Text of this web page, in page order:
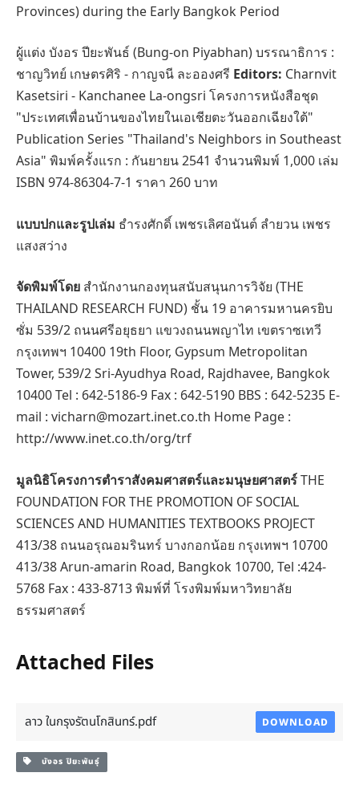
Provinces) during the Early Bangkok Period
ผู้แต่ง บังอร ปียะพันธ์ (Bung-on Piyabhan) บรรณาธิการ :
ชาญวิทย์ เกษตรศิริ - กาญจนี ละอองศรี Editors: Charnvit
Kasetsiri - Kanchanee La-ongsri โครงการหนังสือชุด
"ประเทศเพื่อนบ้านของไทยในเอเชียตะวันออกเฉียงใต้"
Publication Series "Thailand's Neighbors in Southeast
Asia" พิมพ์ครั้งแรก : กันยายน 2541 จำนวนพิมพ์ 1,000 เล่ม
ISBN 974-86304-7-1 ราคา 260 บาท
แบบปกและรูปเล่ม ธำรงศักดิ์ เพชรเลิศอนันต์ ลำยวน เพชร
แสงสว่าง
จัดพิมพ์โดย สำนักงานกองทุนสนับสนุนการวิจัย (THE
THAILAND RESEARCH FUND) ชั้น 19 อาคารมหานครยิบ
ซั่ม 539/2 ถนนศรีอยุธยา แขวงถนนพญาไท เขตราซเทวี
กรุงเทพฯ 10400 19th Floor, Gypsum Metropolitan
Tower, 539/2 Sri-Ayudhya Road, Rajdhavee, Bangkok
10400 Tel : 642-5186-9 Fax : 642-5190 BBS : 642-5235 E-
mail : vicharn@mozart.inet.co.th Home Page :
http://www.inet.co.th/org/trf
มูลนิธิโครงการตำราสังคมศาสตร์และมนุษยศาสตร์THE
FOUNDATION FOR THE PROMOTION OF SOCIAL
SCIENCES AND HUMANITIES TEXTBOOKS PROJECT
413/38 ถนนอรุณอมรินทร์ บางกอกน้อย กรุงเทพฯ 10700
413/38 Arun-amarin Road, Bangkok 10700, Tel :424-
5768 Fax : 433-8713 พิมพ์ที่ โรงพิมพ์มหาวิทยาลัย
ธรรมศาสตร์
Attached Files
ลาว ในกรุงรัตนโกสินทร์.pdf DOWNLOAD
บังอร ปิยะพันธุ์